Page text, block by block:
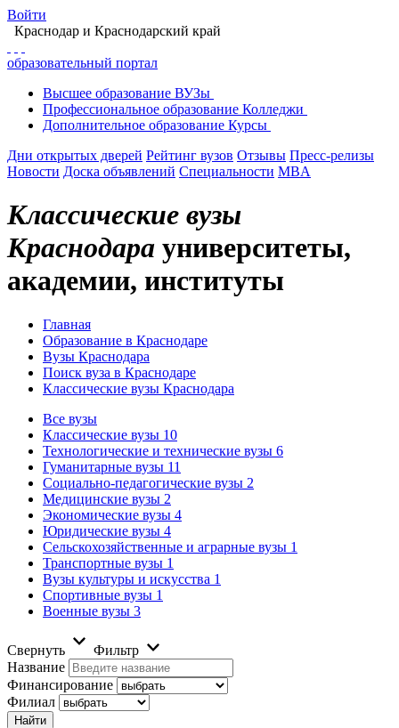
Войти
Краснодар и Краснодарский край
образовательный портал
Высшее образование ВУЗы
Профессиональное образование Колледжи
Дополнительное образование Курсы
Дни открытых дверей Рейтинг вузов Отзывы Пресс-релизы
Новости Доска объявлений Специальности MBA
Классические вузы
Краснодара университеты,
академии, институты
Главная
Образование в Краснодаре
Вузы Краснодара
Поиск вуза в Краснодаре
Классические вузы Краснодара
Все вузы
Классические вузы 10
Технологические и технические вузы 6
Гуманитарные вузы 11
Социально-педагогические вузы 2
Медицинские вузы 2
Экономические вузы 4
Юридические вузы 4
Сельскохозяйственные и аграрные вузы 1
Транспортные вузы 1
Вузы культуры и искусства 1
Спортивные вузы 1
Военные вузы 3
Свернуть
Фильтр
Название
Финансирование
Филиал